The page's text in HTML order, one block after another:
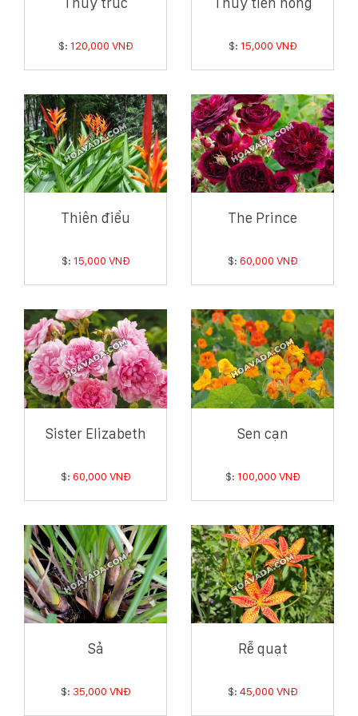
$: 120,000 VNĐ $: 15,000 VNĐ
Thiên điểu
$: 15,000 VNĐ
The Prince
$: 60,000 VNĐ
Sister Elizabeth
$: 60,000 VNĐ
Sen cạn
$: 100,000 VNĐ
Sả
$: 35,000 VNĐ
Rễ quạt
$: 45,000 VNĐ